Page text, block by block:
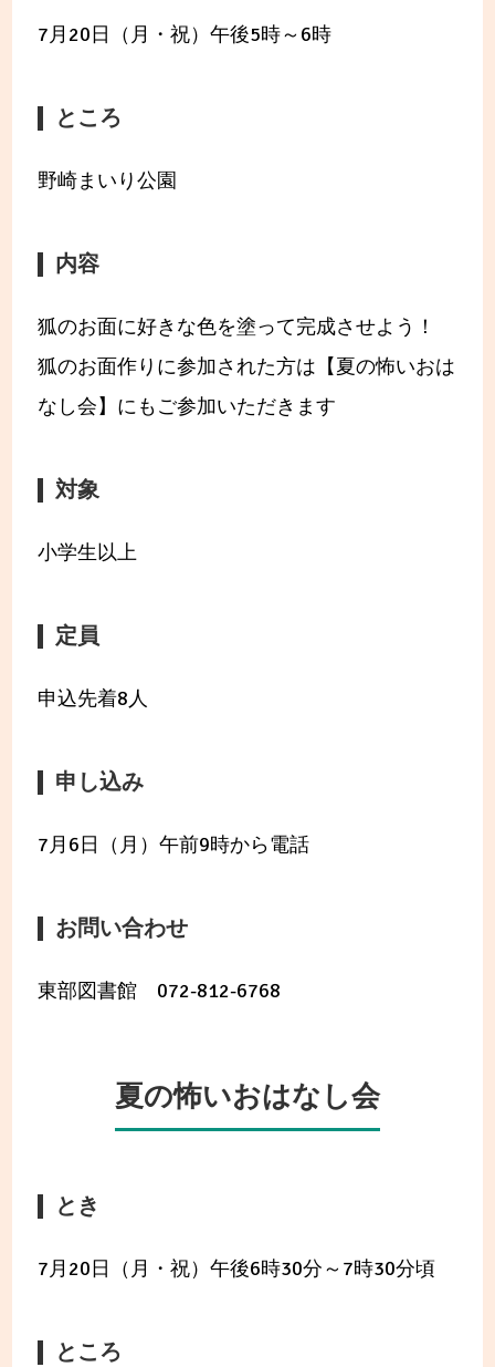
7月20日（月・祝）午後5時～6時
ところ
野崎まいり公園
内容
狐のお面に好きな色を塗って完成させよう！
狐のお面作りに参加された方は【夏の怖いおは
なし会】にもご参加いただきます
対象
小学生以上
定員
申込先着8人
申し込み
7月6日（月）午前9時から電話
お問い合わせ
東部図書館 072-812-6768
夏の怖いおはなし会
とき
7月20日（月・祝）午後6時30分～7時30分頃
ところ